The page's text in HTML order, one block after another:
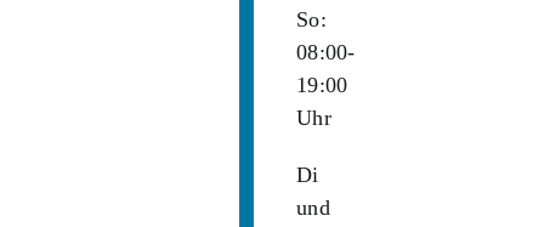
So:
08:00-
19:00
Uhr
Di
und